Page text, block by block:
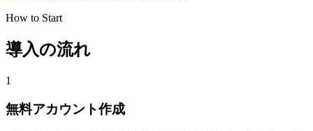
How to Start
導入の流れ
1
無料アカウント作成